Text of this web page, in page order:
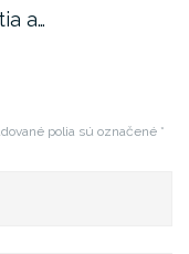
a…
polia sú označené *